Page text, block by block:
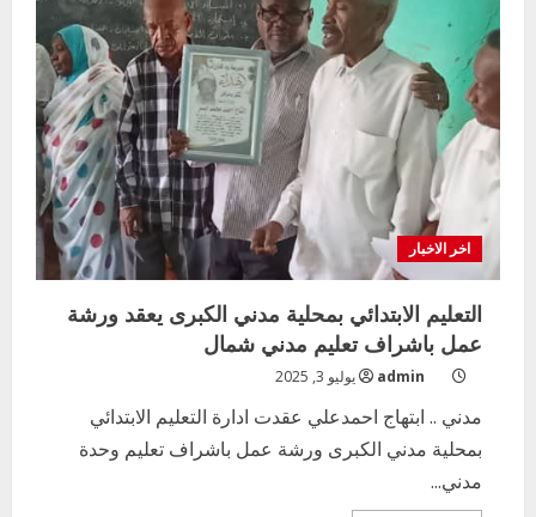
اخر الاخبار
التعليم الابتدائي بمحلية مدني الكبرى يعقد ورشة
عمل باشراف تعليم مدني شمال
admin يوليو 3, 2025
مدني .. ابتهاج احمدعلي عقدت ادارة التعليم الابتدائي
بمحلية مدني الكبرى ورشة عمل باشراف تعليم وحدة
مدني...